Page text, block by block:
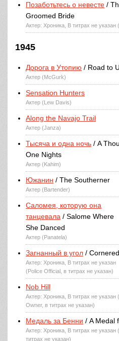
Позаботьтесь о невесте /
Groomed Bride
Актер: Хроника, В титрах не указан
1945
Дорога в Утопию / Road to
Актер (McGurk)
Sensation Hunters
Актер (Lew Davis)
Along the Navajo Trail
Актер (Janza)
Тысяча и одна ночь / A
One Nights
Актер (Kahim)
Южанин / The Southerner
Актер (Bartender)
Саломея, которую она
танцевала / Salome Where
She Danced
Актер (Panatela)
Загнанный в угол / Cornered
Актер: Хроника, В титрах не указан
(Police Official, в титрах не указан)
Nob Hill
Актер: Хроника, В титрах не указан
Owner, в титрах не указан)
Медаль за Бенни / A Medal
Актер: Хроника, В титрах не указан
титрах не указан)